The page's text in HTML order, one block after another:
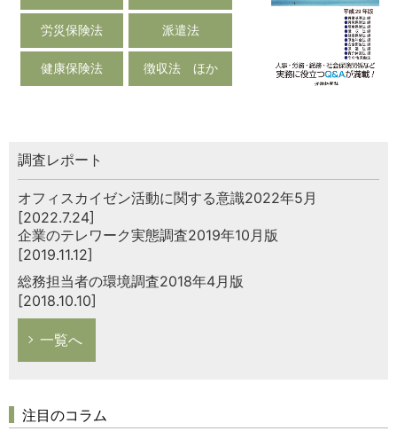
労災保険法 派遣法
健康保険法 徴収法 ほか
調査レポート
オフィスカイゼン活動に関する意識2022年5月
[2022.7.24]
企業のテレワーク実態調査2019年10月版
[2019.11.12]
総務担当者の環境調査2018年4月版
[2018.10.10]
一覧へ
注目のコラム